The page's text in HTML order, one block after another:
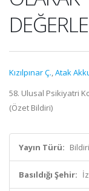
Kızılpınar Ç.,Atak
58. Ulusal Psikiyatri
(Özet Bildiri)
Yayın Türü:
Basıldığı Şehir: